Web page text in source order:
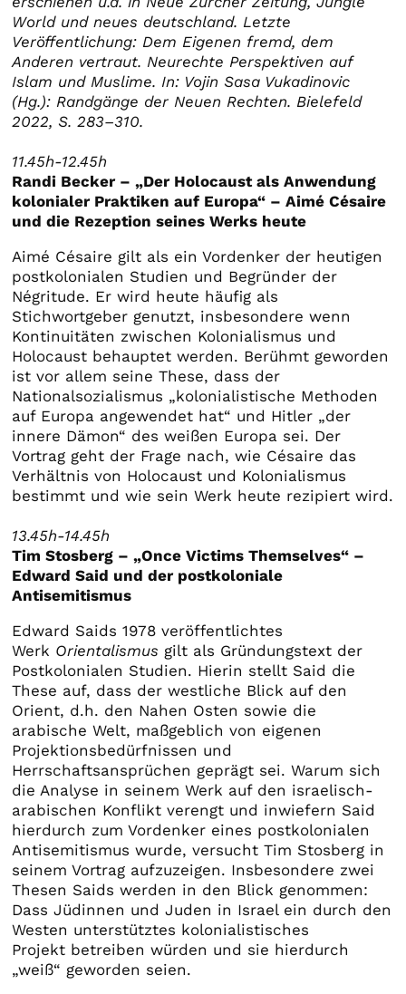
World und neues deutschland. Letzte
Veröffentlichung: Dem Eigenen fremd, dem
Anderen vertraut. Neurechte Perspektiven auf
Islam und Muslime. In: Vojin Sasa Vukadinovic
(Hg.): Randgänge der Neuen Rechten. Bielefeld
2022, S. 283–310.
11.45h-12.45h
Randi Becker – „Der Holocaust als Anwendung
kolonialer Praktiken auf Europa“ – Aimé Césaire
und die Rezeption seines Werks heute
Aimé Césaire gilt als ein Vordenker der heutigen
postkolonialen Studien und Begründer der
Négritude. Er wird heute häufig als
Stichwortgeber genutzt, insbesondere wenn
Kontinuitäten zwischen Kolonialismus und
Holocaust behauptet werden. Berühmt geworden
ist vor allem seine These, dass der
Nationalsozialismus „kolonialistische Methoden
auf Europa angewendet hat“ und Hitler „der
innere Dämon“ des weißen Europa sei. Der
Vortrag geht der Frage nach, wie Césaire das
Verhältnis von Holocaust und Kolonialismus
bestimmt und wie sein Werk heute rezipiert wird.
13.45h-14.45h
Tim Stosberg – „Once Victims Themselves“ –
Edward Said und der postkoloniale
Antisemitismus
Edward Saids 1978 veröffentlichtes
Werk Orientalismus gilt als Gründungstext der
Postkolonialen Studien. Hierin stellt Said die
These auf, dass der westliche Blick auf den
Orient, d.h. den Nahen Osten sowie die
arabische Welt, maßgeblich von eigenen
Projektionsbedürfnissen und
Herrschaftsansprüchen geprägt sei. Warum sich
die Analyse in seinem Werk auf den israelisch-
arabischen Konflikt verengt und inwiefern Said
hierdurch zum Vordenker eines postkolonialen
Antisemitismus wurde, versucht Tim Stosberg in
seinem Vortrag aufzuzeigen. Insbesondere zwei
Thesen Saids werden in den Blick genommen:
Dass Jüdinnen und Juden in Israel ein durch den
Westen unterstütztes kolonialistisches
Projekt betreiben würden und sie hierdurch
„weiß“ geworden seien.